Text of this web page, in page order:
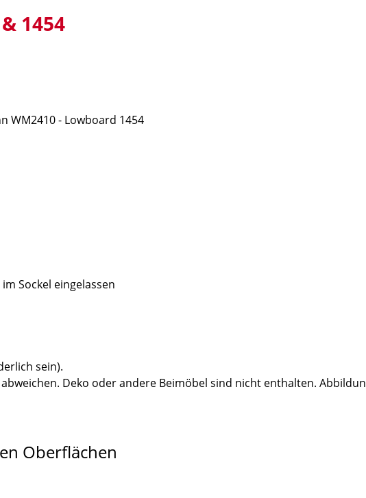
1454
WM2410 - Lowboard 1454
Sockel eingelassen
sein).
Deko oder andere Beimöbel sind nicht enthalten.
Oberflächen